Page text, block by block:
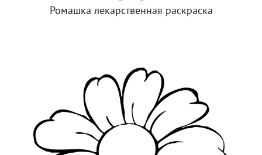
Ромашка лекарственная раскраска